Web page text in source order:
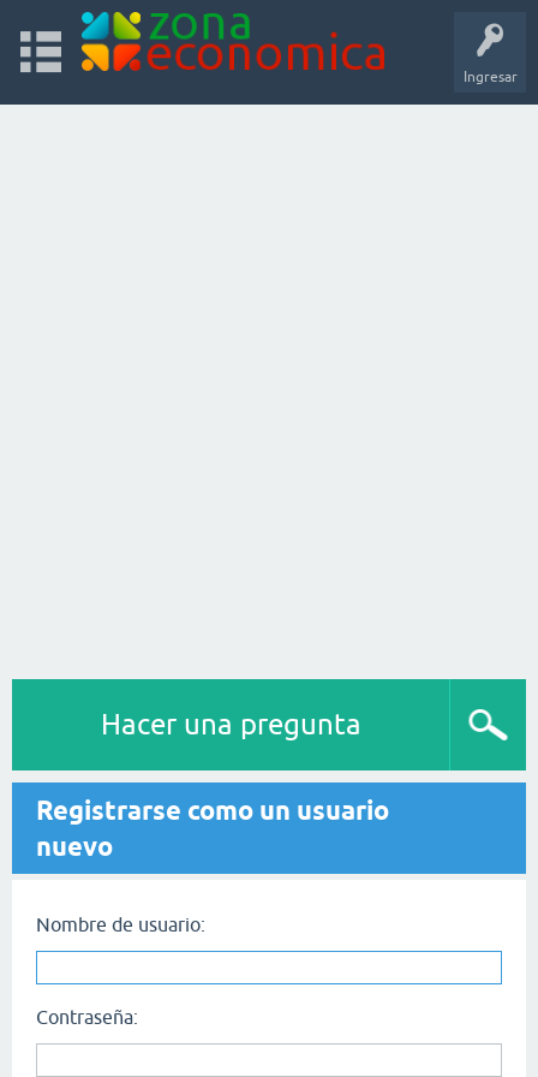
Ingresar
Hacer una pregunta
Registrarse como un usuario
nuevo
Nombre de usuario:
Contraseña: